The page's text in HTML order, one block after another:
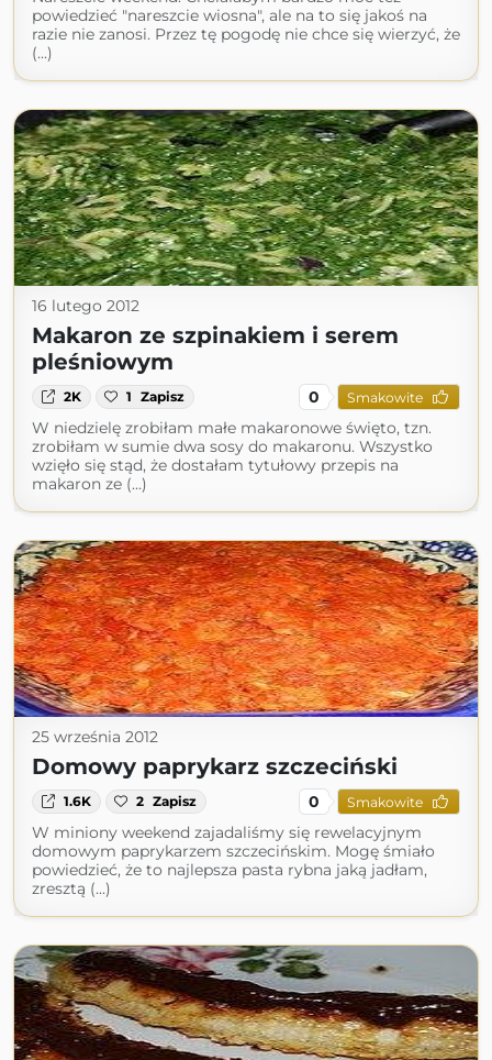
powiedzieć "nareszcie wiosna", ale na to się jakoś na
razie nie zanosi. Przez tę pogodę nie chce się wierzyć, że
(...)
16 lutego 2012
Makaron ze szpinakiem i serem
pleśniowym
2K 1 Zapisz 0 Smakowite
W niedzielę zrobiłam małe makaronowe święto, tzn.
zrobiłam w sumie dwa sosy do makaronu. Wszystko
wzięło się stąd, że dostałam tytułowy przepis na
makaron ze (...)
25 września 2012
Domowy paprykarz szczeciński
1.6K 2 Zapisz 0 Smakowite
W miniony weekend zajadaliśmy się rewelacyjnym
domowym paprykarzem szczecińskim. Mogę śmiało
powiedzieć, że to najlepsza pasta rybna jaką jadłam,
zresztą (...)